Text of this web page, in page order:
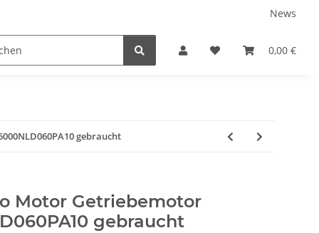
News
0,00 €
gebraucht
Motor Getriebemotor
gebraucht